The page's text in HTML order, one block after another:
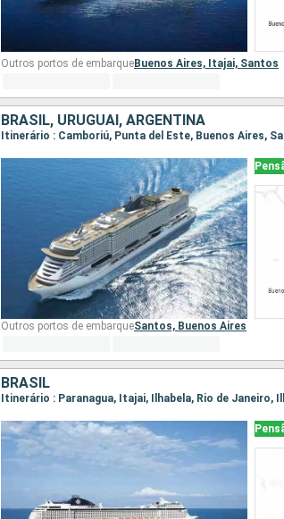
Outros portos de embarqueBuenos Aires, Itajai, Santos
BRASIL, URUGUAI, ARGENTINA
Itinerário : Camboriú, Punta del Este, Buenos Aires,
Outros portos de embarqueSantos, Buenos Aires
BRASIL
Itinerário : Paranagua, Itajai, Ilhabela, Rio de Janeiro,